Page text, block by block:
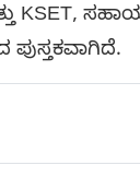
KSET,
ಪುಸ್ತಕವಾಗಿದೆ.